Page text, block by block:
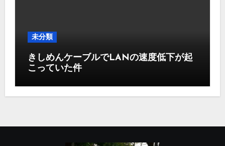
未分類
きしめんケーブルでLANの速度低下が起
こっていた件